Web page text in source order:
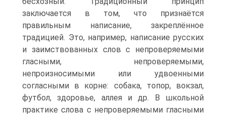
заключается в том, что признаётся
правильным написание, закреплённое
традицией. Это, например, написание русских
и заимствованных слов с непроверяемыми
гласными, непроверяемыми,
непроизносимыми или удвоенными
согласными в корне: собака, топор, вокзал,
футбол, здоровье, аллея и др. В школьной
практике слова с непроверяемыми гласными